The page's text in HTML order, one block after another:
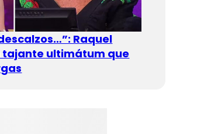
Raquel
tajante ultimátum que